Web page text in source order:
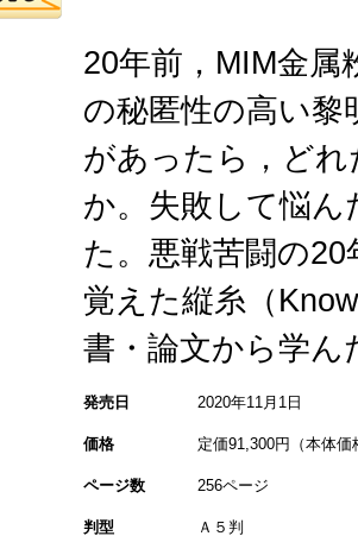
20年前，MIM金属
の秘匿性の高い黎
があったら，ど
か。失敗して悩ん
た。悪戦苦闘の
覚えた縦糸（
書・論文から学
発売日 2020年11月1日
価格 定価91,300円（本体価
ページ数 256ページ
判型 Ａ５判